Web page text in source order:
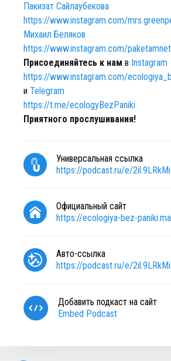
Пакизат Сайлаубекова
https://www.instagram.com/
Михаил Беляков
https://www.instagram.com/
Присоединяйтесь к нам в Instagram
https://www.instagram.com/
и Telegram
https://t.me/ecologyBezPaniki
Приятного прослушивания!
Универсальная ссылка
https://podcast.ru/e/
Официальный сайт
https://ecologiya-bez-
Авто-ссылка
https://podcast.ru/e/
Добавить подкаст на сайт
Embed Podcast